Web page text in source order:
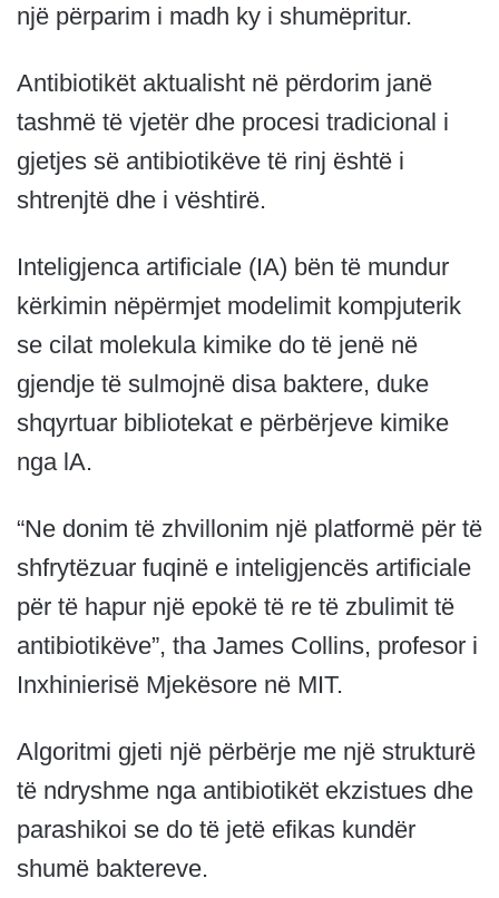
një përparim i madh ky i shumëpritur.
Antibiotikët aktualisht në përdorim janë
tashmë të vjetër dhe procesi tradicional i
gjetjes së antibiotikëve të rinj është i
shtrenjtë dhe i vështirë.
Inteligjenca artificiale (IA) bën të mundur
kërkimin nëpërmjet modelimit kompjuterik
se cilat molekula kimike do të jenë në
gjendje të sulmojnë disa baktere, duke
shqyrtuar bibliotekat e përbërjeve kimike
nga lA.
“Ne donim të zhvillonim një platformë për të
shfrytëzuar fuqinë e inteligjencës artificiale
për të hapur një epokë të re të zbulimit të
antibiotikëve”, tha James Collins, profesor i
Inxhinierisë Mjekësore në MIT.
Algoritmi gjeti një përbërje me një strukturë
të ndryshme nga antibiotikët ekzistues dhe
parashikoi se do të jetë efikas kundër
shumë baktereve.